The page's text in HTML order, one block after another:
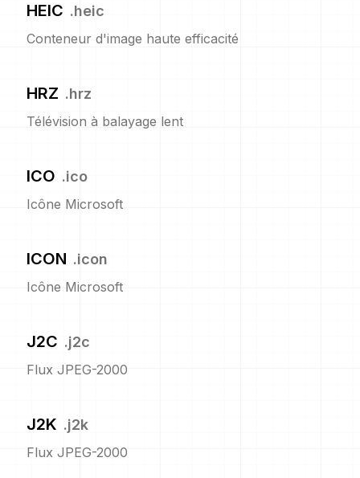
HEIC .heic
Conteneur d'image haute efficacité
HRZ .hrz
Télévision à balayage lent
ICO .ico
Icône Microsoft
ICON .icon
Icône Microsoft
J2C .j2c
Flux JPEG-2000
J2K .j2k
Flux JPEG-2000